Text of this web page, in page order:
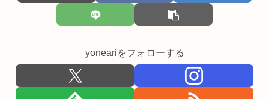
yoneariをフォローする